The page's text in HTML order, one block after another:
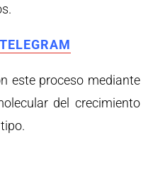
este proceso mediante
del crecimiento